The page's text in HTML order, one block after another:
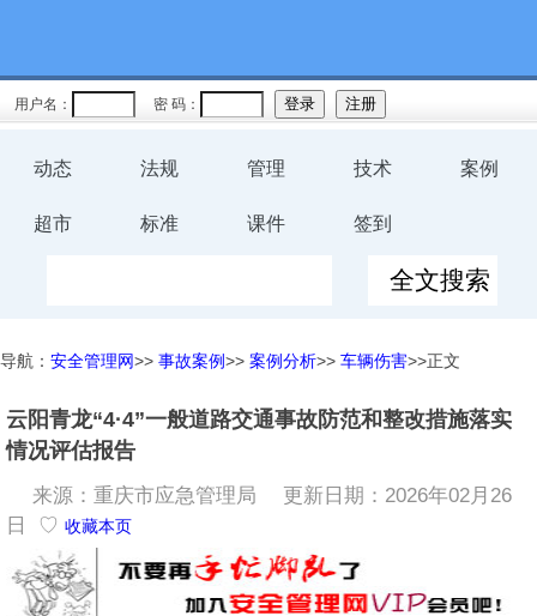
用户名： 密 码：
动态 法规 管理 技术 案例
超市 标准 课件 签到
导航： 安全管理网>> 事故案例>> 案例分析>> 车辆伤害>>正文
云阳青龙“4·4”一般道路交通事故防范和整改措施落实
情况评估报告
来源：重庆市应急管理局
更新日期：2026年02月26
日 ♡ 收藏本页